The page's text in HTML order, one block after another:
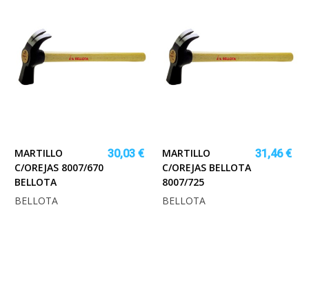
MARTILLO
C/OREJAS 8007/670
BELLOTA
30,03 €
BELLOTA
MARTILLO
C/OREJAS BELLOTA
8007/725
31,46 €
BELLOTA